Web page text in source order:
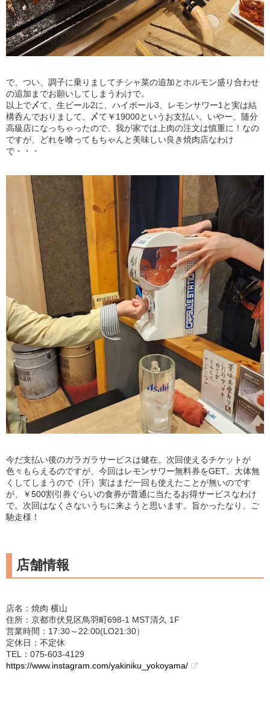
で、つい、調子に乗りましてチシャ菜の追加とホルモン盛り合わせ
の追加までお願いしてしまうわけで。
以上で〆て、生ビール2に、ハイボール3、レモンサワー1と実は結
構呑んでおりまして、〆て￥19000というお支払い。いやー、随分
高級店になっちゃったので、我が家では上肉の注文は慎重に！なの
ですが、どれを喰ってもちゃんと美味しい良き焼肉店なわけ
で・・・
今だ支払い後のガラガラサービスは健在。次回使えるチケットが
色々もらえるのですが、今回はレモンサワー無料券をGET。大体無
くしてしまうので（汗）実はまだ一回も使えたことが無いのです
が、￥500割引券ぐらいの食券が普通に当たるお得サービスなわけ
で。次回はなくさないうちに来ようと思います。旨かったなり、ご
馳走様！
店舗情報
店名：焼肉 横山
住所：京都市伏見区鳥羽町698-1 MST清久 1F
営業時間：17:30～22:00(LO21:30）
定休日：不定休
TEL：075-603-4129
https://www.instagram.com/yakiniku_yokoyama/